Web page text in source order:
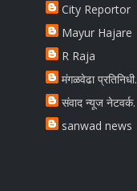
City Reportor
Mayur Hajare
R Raja
मंगळवेढा प्रतिनिधी.
संवाद न्यूज नेटवर्क.
sanwad news